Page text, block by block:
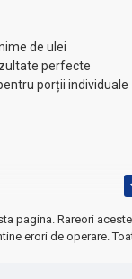
de ulei
perfecte
porții individuale
pagina. Rareori
erori de operare.